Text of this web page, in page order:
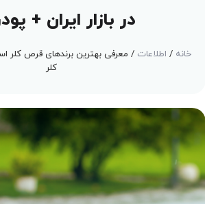
در بازار ایران +
خانه اطلاعات معرفی بهترین برندهای قرص کلر
کلر